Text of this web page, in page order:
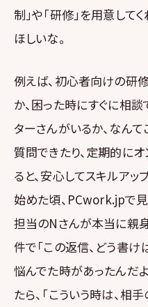
制」や「研修」を用意して
ほしいな。
例えば、初心者向けの研
か、困った時にすぐに相
ターさんがいるか、なんて
質問できたり、定期的に
ると、安心してスキルアッ
始めた頃、PCwork.jpで
担当のNさんが本当に親
件で「この返信、どう書け
悩んでた時があったんだよ
たら、「こういう時は、相